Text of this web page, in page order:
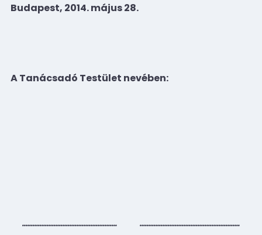
Budapest, 2014. május 28.
A Tanácsadó Testület nevében:
………………………………………………
…………………………………………………